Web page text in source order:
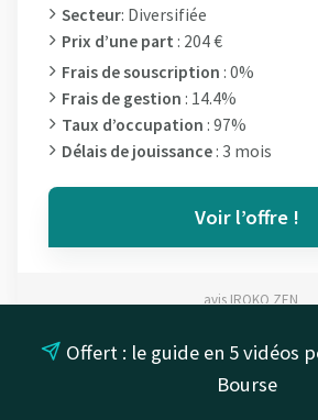
Secteur: Diversifiée
Prix d’une part : 204 €
Frais de souscription : 0%
Frais de gestion : 14.4%
Taux d’occupation : 97%
Délais de jouissance : 3 mois
Voir l’offre !
avis IROKO ZEN
Offert : le guide en 5 vidéos
Bourse